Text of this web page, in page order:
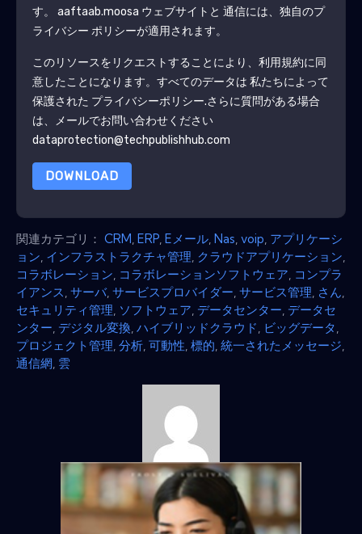
す。 aaftaab.moosa ウェブサイトと 通信には、独自のプ
ライバシー ポリシーが適用されます。
このリソースをリクエストすることにより、利用規約に同
意したことになります。すべてのデータは 私たちによって
保護された プライバシーポリシー.さらに質問がある場合
は、メールでお問い合わせください
dataprotection@techpublishhub.com
DOWNLOAD
関連カテゴリ： CRM ERP Eメール Nas voip アプリケーシ
ョン インフラストラクチャ管理 クラウドアプリケーション
コラボレーション コラボレーションソフトウェア コンプラ
イアンス サーバ, サービスプロバイダー サービス管理 さん
セキュリティ管理 ソフトウェア データセンター データセ
ンター デジタル変換 ハイブリッドクラウド ビッグデータ
プロジェクト管理 分析 可動性 標的 統一されたメッセージ
通信網 雲